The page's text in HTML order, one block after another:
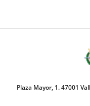
Plaza Mayor, 1. 47001